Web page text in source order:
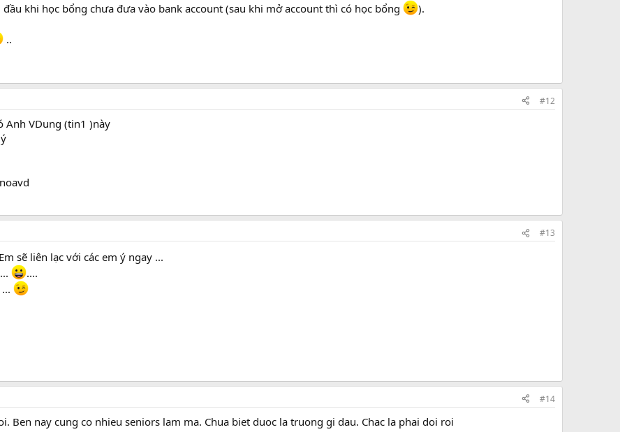
khi học bổng chưa đưa vào bank account (sau khi mở account thì có học bổng
).
..
#12
Anh VDung (tin1 )này
#13
sẽ liên lạc với các em ý ngay ...
....
#14
Ben nay cung co nhieu seniors lam ma. Chua biet duoc la truong gi dau. Chac la phai doi roi